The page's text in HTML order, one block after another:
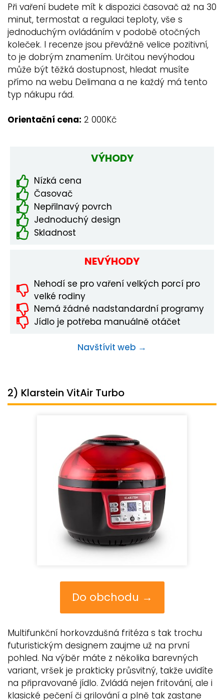
Při vaření budete mít k dispozici časovač až na 30
minut, termostat a regulaci teploty, vše s
jednoduchým ovládáním v podobě otočných
koleček. I recenze jsou převážně velice pozitivní,
to je dobrým znamením. Určitou nevýhodou
může být těžká dostupnost, hledat musíte
přímo na webu Delimana a ne každý má tento
typ nákupu rád.
Orientační cena: 2 000Kč
VÝHODY
Nízká cena
Časovač
Nepřilnavý povrch
Jednoduchý design
Skladnost
NEVÝHODY
Nehodí se pro vaření velkých porcí pro
velké rodiny
Nemá žádné nadstandardní programy
Jídlo je potřeba manuálně otáčet
Navštívit web →
2) Klarstein VitAir Turbo
Do obchodu →
Multifunkční horkovzdušná fritéza s tak trochu
futuristickým designem zaujme už na první
pohled. Na výběr máte z několika barevných
variant, vršek je prakticky průsvitný, takže uvidíte
na připravované jídlo. Zvládá nejen fritování, ale i
klasické pečení či grilování a plně tak zastane